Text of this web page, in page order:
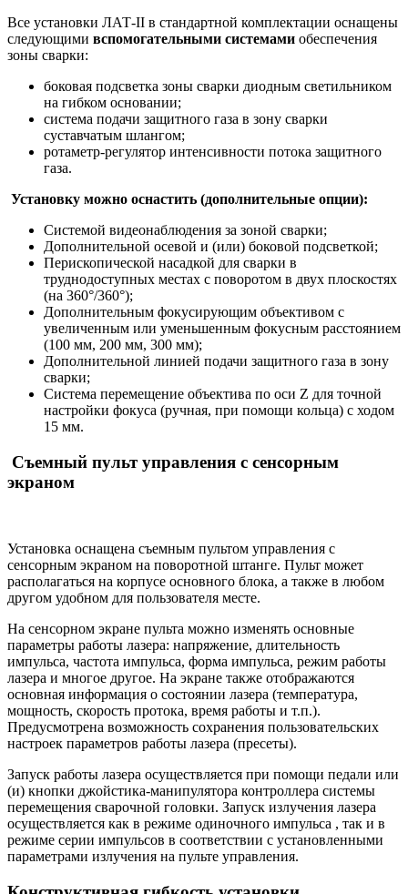
Все установки ЛАТ-II в стандартной комплектации оснащены
следующими вспомогательными системами обеспечения
зоны сварки:
боковая подсветка зоны сварки диодным светильником
на гибком основании;
система подачи защитного газа в зону сварки
суставчатым шлангом;
ротаметр-регулятор интенсивности потока защитного
газа.
Установку можно оснастить (дополнительные опции):
Системой видеонаблюдения за зоной сварки;
Дополнительной осевой и (или) боковой подсветкой;
Перископической насадкой для сварки в
труднодоступных местах с поворотом в двух плоскостях
(на 360°/360°);
Дополнительным фокусирующим объективом с
увеличенным или уменьшенным фокусным расстоянием
(100 мм, 200 мм, 300 мм);
Дополнительной линией подачи защитного газа в зону
сварки;
Система перемещение объектива по оси Z для точной
настройки фокуса (ручная, при помощи кольца) с ходом
15 мм.
Съемный пульт управления с сенсорным
экраном
Установка оснащена съемным пультом управления с
сенсорным экраном на поворотной штанге. Пульт может
располагаться на корпусе основного блока, а также в любом
другом удобном для пользователя месте.
На сенсорном экране пульта можно изменять основные
параметры работы лазера: напряжение, длительность
импульса, частота импульса, форма импульса, режим работы
лазера и многое другое. На экране также отображаются
основная информация о состоянии лазера (температура,
мощность, скорость протока, время работы и т.п.).
Предусмотрена возможность сохранения пользовательских
настроек параметров работы лазера (пресеты).
Запуск работы лазера осуществляется при помощи педали или
(и) кнопки джойстика-манипулятора контроллера системы
перемещения сварочной головки. Запуск излучения лазера
осуществляется как в режиме одиночного импульса , так и в
режиме серии импульсов в соответствии с установленными
параметрами излучения на пульте управления.